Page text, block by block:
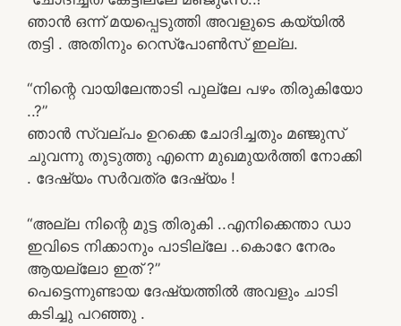
ഞാൻ ഒന്ന് മയപ്പെടുത്തി അവളുടെ കയ്യിൽ
തട്ടി . അതിനും റെസ്പോൺസ് ഇല്ല.
“നിന്റെ വായിലേന്താടി പുല്ലേ പഴം തിരുകിയോ
..?”
ഞാൻ സ്വല്പം ഉറക്കെ ചോദിച്ചതും മഞ്ജുസ്
ചുവന്നു തുടുത്തു എന്നെ മുഖമുയർത്തി നോക്കി
. ദേഷ്യം സർവത്ര ദേഷ്യം !
“അല്ല നിന്റെ മുട്ട തിരുകി ..എനിക്കെന്താ ഡാ
ഇവിടെ നിക്കാനും പാടില്ലേ ..കൊറേ നേരം
ആയല്ലോ ഇത് ?”
പെട്ടെന്നുണ്ടായ ദേഷ്യത്തിൽ അവളും ചാടി
കടിച്ചു പറഞ്ഞു .